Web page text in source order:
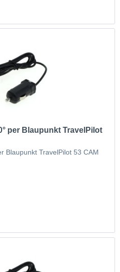
per Blaupunkt TravelPilot
Blaupunkt TravelPilot 53 CAM